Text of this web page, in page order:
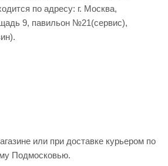
по адресу: г. Москва,
9, павильон №21(сервис),
или при доставке курьером по
Подмосковью.